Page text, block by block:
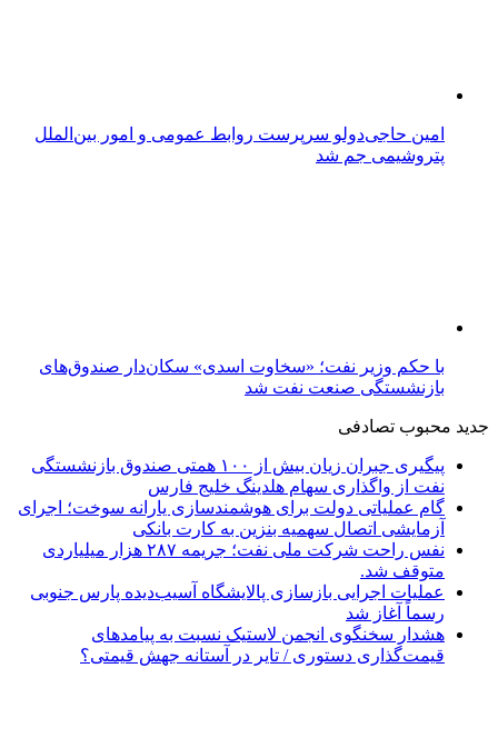
امین حاجی‌دولو سرپرست روابط عمومی و امور بین‌الملل
پتروشیمی جم شد
با حکم وزیر نفت؛ «سخاوت اسدی» سکان‌دار صندوق‌های
بازنشستگی صنعت نفت شد
جدید محبوب تصادفی
پیگیری جبران زیان بیش از ۱۰۰ همتی صندوق بازنشستگی
نفت از واگذاری سهام هلدینگ خلیج فارس
گام عملیاتی دولت برای هوشمندسازی یارانه سوخت؛ اجرای
آزمایشی اتصال سهمیه بنزین به کارت بانکی
نفس راحت شرکت ملی نفت؛ جریمه ۲۸۷ هزار میلیاردی
متوقف شد.
عملیات اجرایی بازسازی پالایشگاه آسیب‌دیده پارس جنوبی
رسماً آغاز شد
هشدار سخنگوی انجمن لاستیک نسبت به پیامدهای
قیمت‌گذاری دستوری / تایر در آستانه جهش قیمتی؟